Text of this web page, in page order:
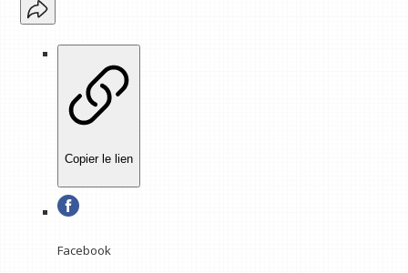
Copier le lien
Facebook